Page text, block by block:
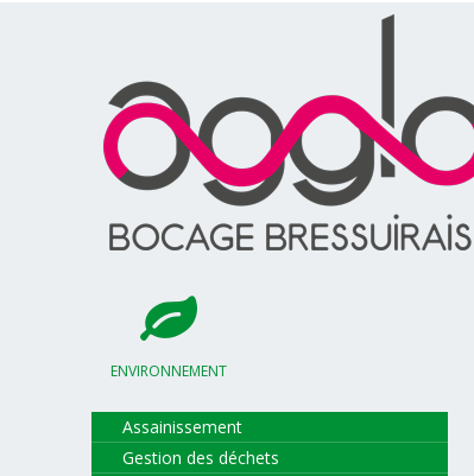
ENVIRONNEMENT
Assainissement
Gestion des déchets